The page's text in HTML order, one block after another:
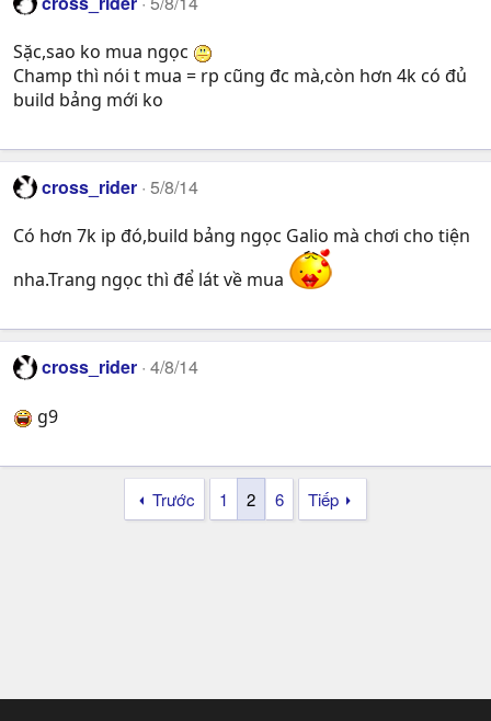
Sặc,sao ko mua ngọc
Champ thì nói t mua = rp cũng đc mà,còn hơn 4k có đủ
build bảng mới ko
cross_rider 5/8/14
Có hơn 7k ip đó,build bảng ngọc Galio mà chơi cho tiện
nha.Trang ngọc thì để lát về mua
cross_rider 4/8/14
g9
Trước 1 2 6 Tiếp